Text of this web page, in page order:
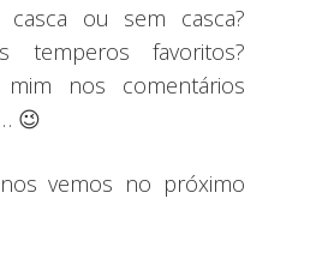
casca ou sem casca?
temperos favoritos?
nos comentários
😉
vemos no próximo